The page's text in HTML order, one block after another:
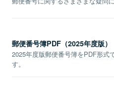
郵便番号簿PDF（2025年度版）
2025年度版郵便番号簿をPDF形式
す。